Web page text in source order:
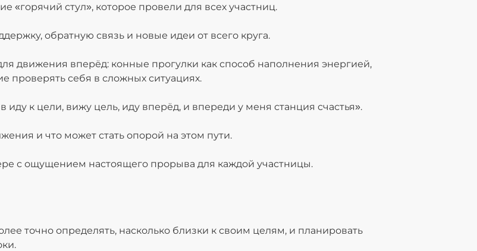
стул», которое провели для всех участниц.
обратную связь и новые идеи от всего круга.
движения вперёд: конные прогулки как способ наполнения энергией,
проверять себя в сложных ситуациях.
к цели, вижу цель, иду вперёд, и впереди у меня станция счастья».
и что может стать опорой на этом пути.
с ощущением настоящего прорыва для каждой участницы.
точно определять, насколько близки к своим целям, и планировать